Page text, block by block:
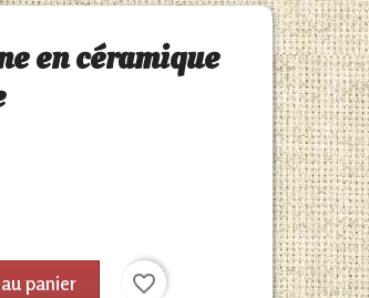
en céramique
panier favorite_border